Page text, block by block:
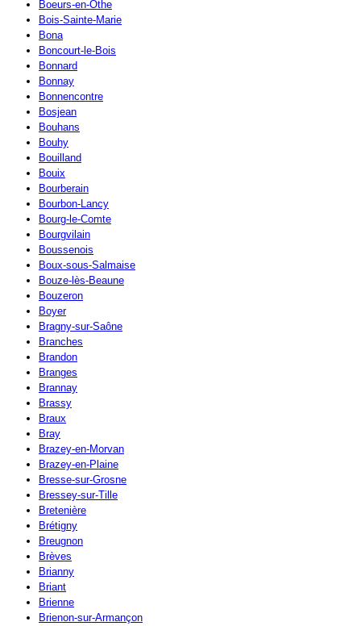
Boeurs-en-Othe
Bois-Sainte-Marie
Bona
Boncourt-le-Bois
Bonnard
Bonnay
Bonnencontre
Bosjean
Bouhans
Bouhy
Bouilland
Bouix
Bourberain
Bourbon-Lancy
Bourg-le-Comte
Bourgvilain
Boussenois
Boux-sous-Salmaise
Bouze-lès-Beaune
Bouzeron
Boyer
Bragny-sur-Saône
Branches
Brandon
Branges
Brannay
Brassy
Braux
Bray
Brazey-en-Morvan
Brazey-en-Plaine
Bresse-sur-Grosne
Bressey-sur-Tille
Bretenière
Brétigny
Breugnon
Brèves
Brianny
Briant
Brienne
Brienon-sur-Armançon